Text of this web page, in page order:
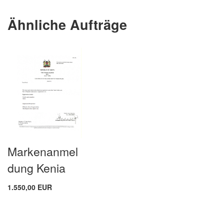
Ähnliche Aufträge
Markenanmel
dung Kenia
1.550,00 EUR